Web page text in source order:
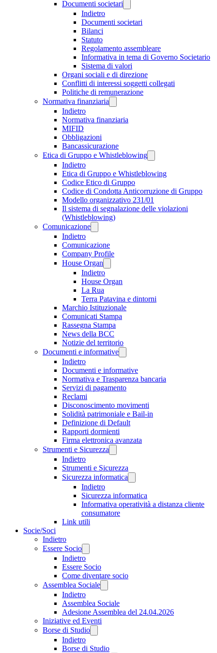
Documenti societari
Indietro
Documenti societari
Bilanci
Statuto
Regolamento assembleare
Informativa in tema di Governo Societario
Sistema di valori
Organi sociali e di direzione
Conflitti di interessi soggetti collegati
Politiche di remunerazione
Normativa finanziaria
Indietro
Normativa finanziaria
MIFID
Obbligazioni
Bancassicurazione
Etica di Gruppo e Whistleblowing
Indietro
Etica di Gruppo e Whistleblowing
Codice Etico di Gruppo
Codice di Condotta Anticorruzione di Gruppo
Modello organizzativo 231/01
Il sistema di segnalazione delle violazioni
(Whistleblowing)
Comunicazione
Indietro
Comunicazione
Company Profile
House Organ
Indietro
House Organ
La Rua
Terra Patavina e dintorni
Marchio Istituzionale
Comunicati Stampa
Rassegna Stampa
News della BCC
Notizie del territorio
Documenti e informative
Indietro
Documenti e informative
Normativa e Trasparenza bancaria
Servizi di pagamento
Reclami
Disconoscimento movimenti
Solidità patrimoniale e Bail-in
Definizione di Default
Rapporti dormienti
Firma elettronica avanzata
Strumenti e Sicurezza
Indietro
Strumenti e Sicurezza
Sicurezza informatica
Indietro
Sicurezza informatica
Informativa operatività a distanza cliente
consumatore
Link utili
Socie/Soci
Indietro
Essere Socio
Indietro
Essere Socio
Come diventare socio
Assemblea Sociale
Indietro
Assemblea Sociale
Adesione Assemblea del 24.04.2026
Iniziative ed Eventi
Borse di Studio
Indietro
Borse di Studio